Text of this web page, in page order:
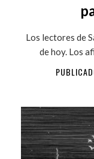
Los lectores de
de hoy. Los